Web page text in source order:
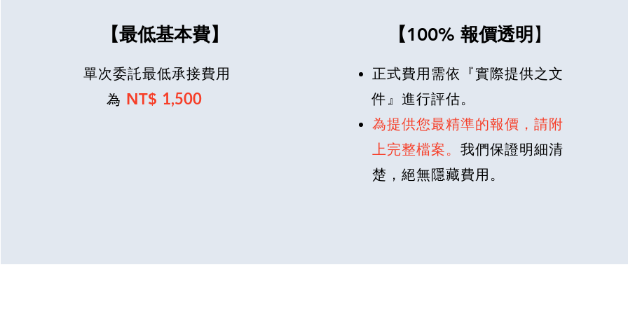
【最低基本費】
單次委託最低承接費用
為 NT$ 1,500
【100% 報價透明 】
正式費用需依『實際提供之文
件』進行評估。
為提供您最精準的報價， 請附
上完整檔案。 我們保證明細清
楚，絕無隱藏費用。